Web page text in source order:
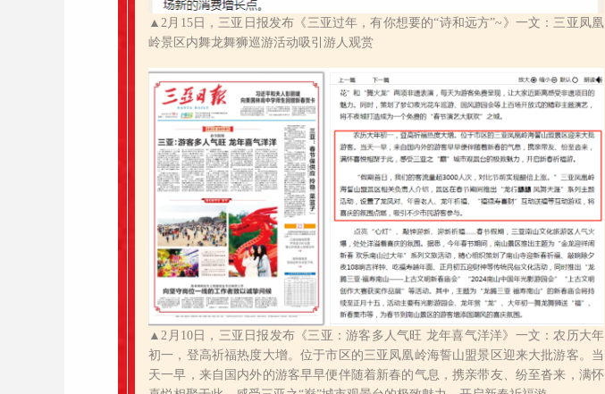
▲2月15日，三亚日报发布《三亚过年，有你想要的“诗和远方”~》一文：三亚凤凰
岭景区内舞龙舞狮巡游活动吸引游人观赏
▲2月10日，三亚日报发布 《三亚：游客多人气旺 龙年喜气洋洋》一文：农历大年
初一，登高祈福热度大增。位于市区的三亚凤凰岭海誓山盟景区迎来大批游客。当
天一早，来自国内外的游客早早便伴随着新春的气息，携亲带友、纷至沓来，满怀